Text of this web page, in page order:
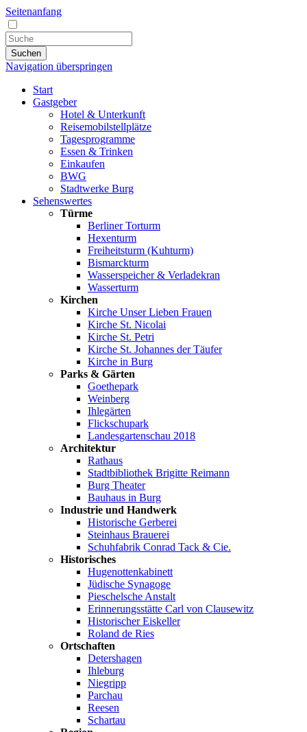
Seitenanfang
Suchen
Navigation überspringen
Start
Gastgeber
Hotel & Unterkunft
Reisemobilstellplätze
Tagesprogramme
Essen & Trinken
Einkaufen
BWG
Stadtwerke Burg
Sehenswertes
Türme
Berliner Torturm
Hexenturm
Freiheitsturm (Kuhturm)
Bismarckturm
Wasserspeicher & Verladekran
Wasserturm
Kirchen
Kirche Unser Lieben Frauen
Kirche St. Nicolai
Kirche St. Petri
Kirche St. Johannes der Täufer
Kirche in Burg
Parks & Gärten
Goethepark
Weinberg
Ihlegärten
Flickschupark
Landesgartenschau 2018
Architektur
Rathaus
Stadtbibliothek Brigitte Reimann
Burg Theater
Bauhaus in Burg
Industrie und Handwerk
Historische Gerberei
Steinhaus Brauerei
Schuhfabrik Conrad Tack & Cie.
Historisches
Hugenottenkabinett
Jüdische Synagoge
Pieschelsche Anstalt
Erinnerungsstätte Carl von Clausewitz
Historischer Eiskeller
Roland de Ries
Ortschaften
Detershagen
Ihleburg
Niegripp
Parchau
Reesen
Schartau